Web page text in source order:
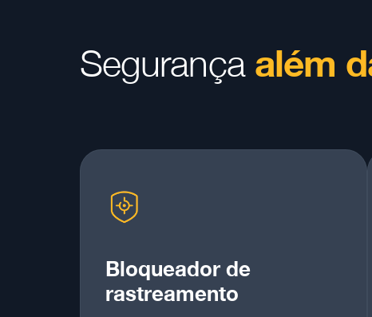
Segurança além
Bloqueador de
rastreamento